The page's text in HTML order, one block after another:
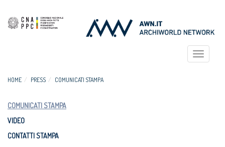
Toggle
HOME PRESS COMUNICATI STAMPA
COMUNICATI STAMPA
VIDEO
CONTATTI STAMPA